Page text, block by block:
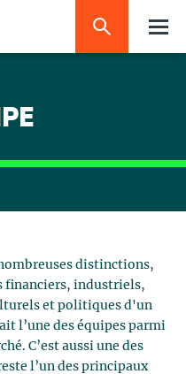
distinctions,
financiers, industriels,
et politiques d'un
l’une des équipes parmi
C’est aussi une des
l’un des principaux